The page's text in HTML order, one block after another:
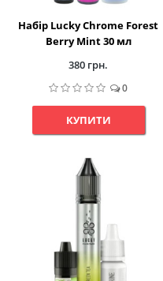
Набір Lucky Chrome Forest
Berry Mint 30 мл
380 грн.
0
КУПИТИ